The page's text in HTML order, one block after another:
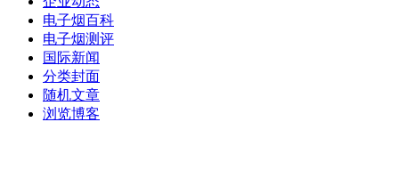
电子烟百科
电子烟测评
国际新闻
分类封面
随机文章
浏览博客